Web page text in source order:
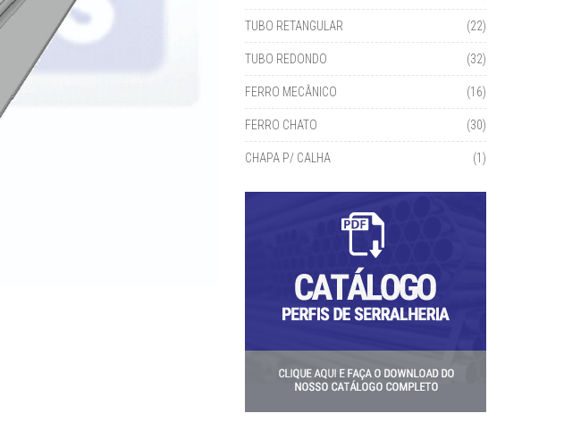
TUBO RETANGULAR (22)
TUBO REDONDO (32)
FERRO MECÂNICO (16)
FERRO CHATO (30)
CHAPA P/ CALHA (1)